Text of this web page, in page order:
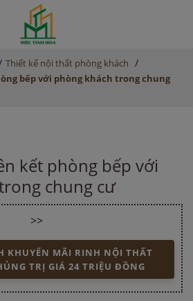
Thiết kế nội thất phòng khách /
bếp với phòng khách trong chung
kết phòng bếp với
chung cư
>>
KHUYẾN MÃI RINH NỘI THẤT
TRỊ GIÁ 24 TRIỆU ĐỒNG